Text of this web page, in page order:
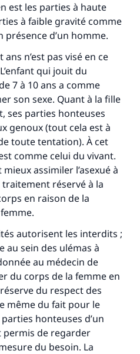
est les parties à haute
à faible gravité comme
présence d’un homme.
ans n’est pas visé en ce
qui jouit du
7 à 10 ans a comme
son sexe. Quant à la fille
ses parties honteuses
genoux (tout cela est à
toute tentation). À cet
comme celui du vivant.
assimiler l’asexué à
réservé à la
en raison de la
autorisent les interdits ;
au sein des ulémas à
au médecin de
du corps de la femme en
du respect des
même du fait pour le
honteuses d’un
permis de regarder
du besoin. La